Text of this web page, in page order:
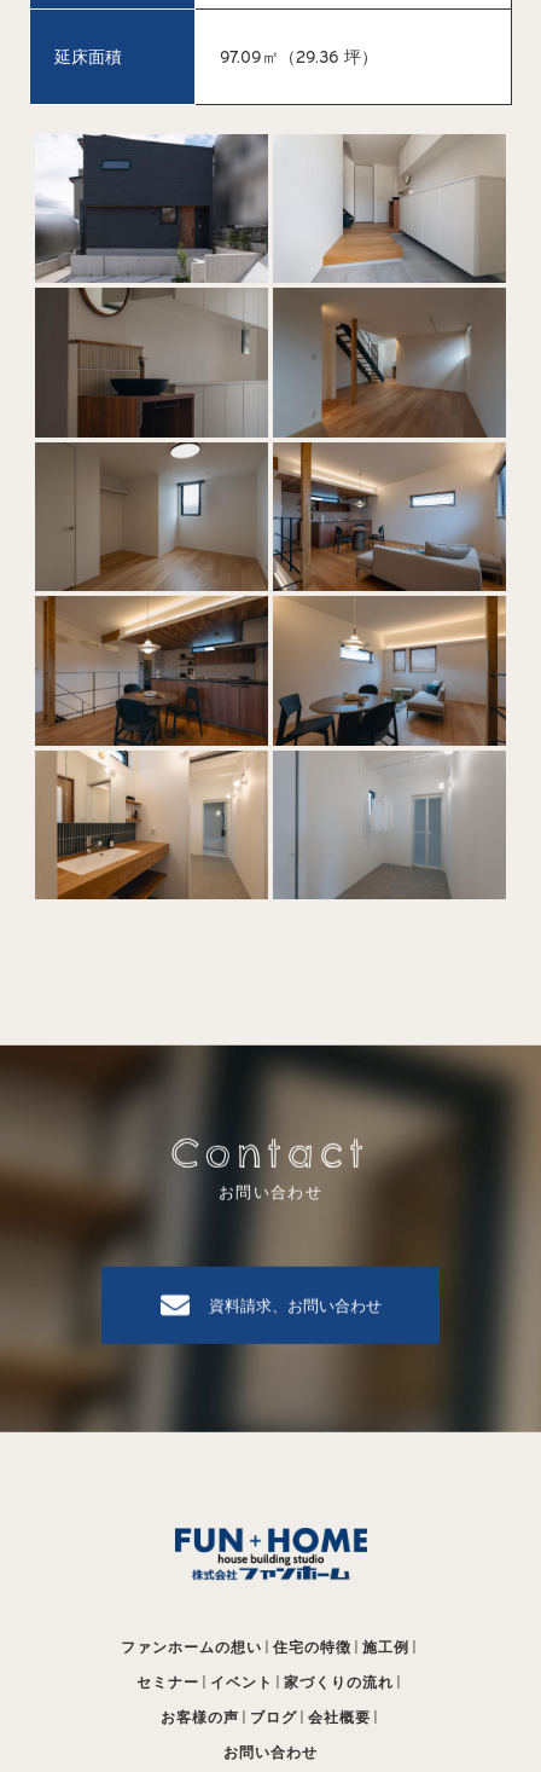
延床面積 97.09㎡（29.36 坪）
Contact
お問い合わせ
資料請求、お問い合わせ
ファンホームの想い 住宅の特徴
施工例
セミナー
イベント
家づくりの流れ
お客様の声
ブログ
会社概要
お問い合わせ